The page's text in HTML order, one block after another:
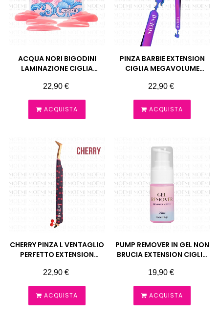
ACQUA NORI BIGODINI
LAMINAZIONE CIGLIA
Prezzo
22,90 €
ACQUISTA
PINZA BARBIE EXTENSION
CIGLIA MEGAVOLUME
Prezzo
22,90 €
ACQUISTA
CHERRY PINZA L VENTAGLIO
PERFETTO EXTENSION
Prezzo
22,90 €
ACQUISTA
PUMP REMOVER IN GEL NON
BRUCIA EXTENSION CIGLIA
Prezzo
19,90 €
ACQUISTA